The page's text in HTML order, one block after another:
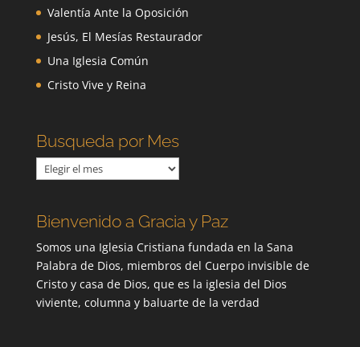
Valentía Ante la Oposición
Jesús, El Mesías Restaurador
Una Iglesia Común
Cristo Vive y Reina
Busqueda por Mes
Busqueda
por
Bienvenido a Gracia y Paz
Somos una Iglesia Cristiana fundada en la Sana
Palabra de Dios, miembros del Cuerpo invisible de
Cristo y casa de Dios, que es la iglesia del Dios
viviente, columna y baluarte de la verdad